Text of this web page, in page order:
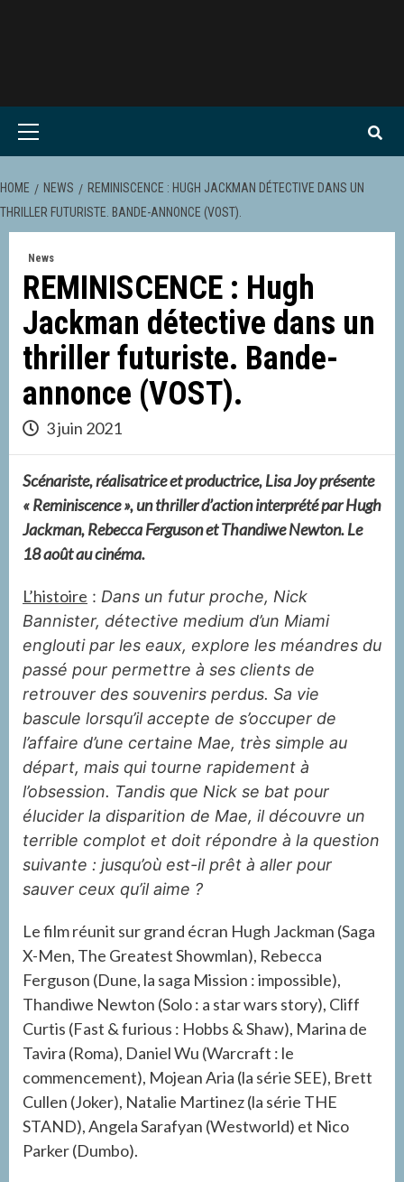
Primary
HOME NEWS
REMINISCENCE : HUGH JACKMAN DÉTECTIVE DANS UN
THRILLER FUTURISTE. BANDE-ANNONCE (VOST).
News
REMINISCENCE : Hugh
Jackman détective dans un
thriller futuriste. Bande-
annonce (VOST).
3 juin 2021
Scénariste, réalisatrice et productrice, Lisa Joy présente
« Reminiscence », un thriller d’action interprété par Hugh
Jackman, Rebecca Ferguson et Thandiwe Newton. Le
18 août au cinéma.
L’histoire : Dans un futur proche, Nick
Bannister, détective medium d’un Miami
englouti par les eaux, explore les méandres du
passé pour permettre à ses clients de
retrouver des souvenirs perdus. Sa vie
bascule lorsqu’il accepte de s’occuper de
l’affaire d’une certaine Mae, très simple au
départ, mais qui tourne rapidement à
l’obsession. Tandis que Nick se bat pour
élucider la disparition de Mae, il découvre un
terrible complot et doit répondre à la question
suivante : jusqu’où est-il prêt à aller pour
sauver ceux qu’il aime ?
Le film réunit sur grand écran Hugh Jackman (Saga
X-Men, The Greatest Showmlan), Rebecca
Ferguson (Dune, la saga Mission : impossible),
Thandiwe Newton (Solo : a star wars story), Cliff
Curtis (Fast & furious : Hobbs & Shaw), Marina de
Tavira (Roma), Daniel Wu (Warcraft : le
commencement), Mojean Aria (la série SEE), Brett
Cullen (Joker), Natalie Martinez (la série THE
STAND), Angela Sarafyan (Westworld) et Nico
Parker (Dumbo).